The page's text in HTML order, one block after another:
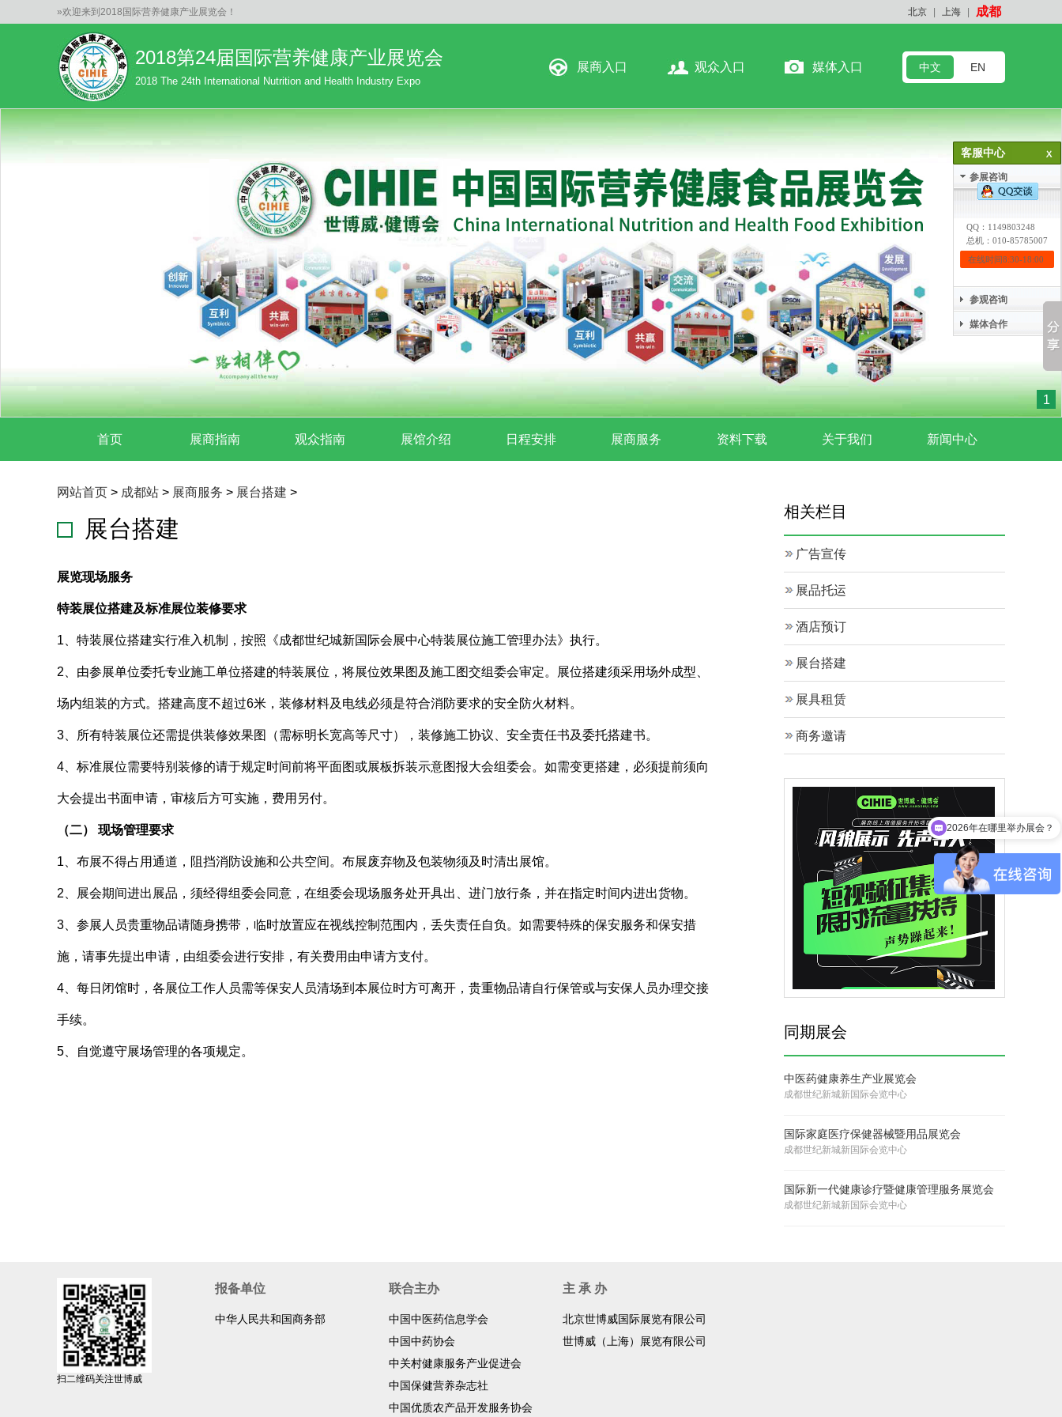
»欢迎来到2018国际营养健康产业展览会！ 北京 上海 成都
2018第24届国际营养健康产业展览会
2018 The 24th International Nutrition and Health Industry Expo
展商入口 观众入口 媒体入口 中文 EN
1
首页 展商指南 观众指南 展馆介绍 日程安排 展商服务 资料下载 关于我们 新闻中心
网站首页 > 成都站 > 展商服务 > 展台搭建 >
展台搭建
展览现场服务
特装展位搭建及标准展位装修要求
1、特装展位搭建实行准入机制，按照《成都世纪城新国际会展中心特装展位施工管理办法》执行。
2、由参展单位委托专业施工单位搭建的特装展位，将展位效果图及施工图交组委会审定。展位搭建须采用场外成型、
场内组装的方式。搭建高度不超过6米，装修材料及电线必须是符合消防要求的安全防火材料。
3、所有特装展位还需提供装修效果图（需标明长宽高等尺寸），装修施工协议、安全责任书及委托搭建书。
4、标准展位需要特别装修的请于规定时间前将平面图或展板拆装示意图报大会组委会。如需变更搭建，必须提前须向
大会提出书面申请，审核后方可实施，费用另付。
（二） 现场管理要求
1、布展不得占用通道，阻挡消防设施和公共空间。布展废弃物及包装物须及时清出展馆。
2、展会期间进出展品，须经得组委会同意，在组委会现场服务处开具出、进门放行条，并在指定时间内进出货物。
3、参展人员贵重物品请随身携带，临时放置应在视线控制范围内，丢失责任自负。如需要特殊的保安服务和保安措
施，请事先提出申请，由组委会进行安排，有关费用由申请方支付。
4、每日闭馆时，各展位工作人员需等保安人员清场到本展位时方可离开，贵重物品请自行保管或与安保人员办理交接
手续。
5、自觉遵守展场管理的各项规定。
相关栏目
广告宣传
展品托运
酒店预订
展台搭建
展具租赁
商务邀请
同期展会
中医药健康养生产业展览会
成都世纪新城新国际会览中心
国际家庭医疗保健器械暨用品展览会
成都世纪新城新国际会览中心
国际新一代健康诊疗暨健康管理服务展览会
成都世纪新城新国际会览中心
扫二维码关注世博威
报备单位
中华人民共和国商务部
联合主办
中国中医药信息学会
中国中药协会
中关村健康服务产业促进会
中国保健营养杂志社
中国优质农产品开发服务协会
主 承 办
北京世博威国际展览有限公司
世博威（上海）展览有限公司
客服中心
参展咨询
QQ： 1149803248
总机：010-85785007
在线时间8:30-18:00
参观咨询
媒体合作
2026年在哪里举办展会？